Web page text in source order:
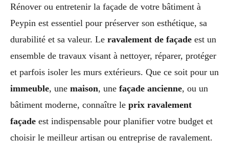
Rénover ou entretenir la façade de votre bâtiment à
Peypin est essentiel pour préserver son esthétique, sa
durabilité et sa valeur. Le ravalement de façade est un
ensemble de travaux visant à nettoyer, réparer, protéger
et parfois isoler les murs extérieurs. Que ce soit pour un
immeuble, une maison, une façade ancienne, ou un
bâtiment moderne, connaître le prix ravalement
façade est indispensable pour planifier votre budget et
choisir le meilleur artisan ou entreprise de ravalement.